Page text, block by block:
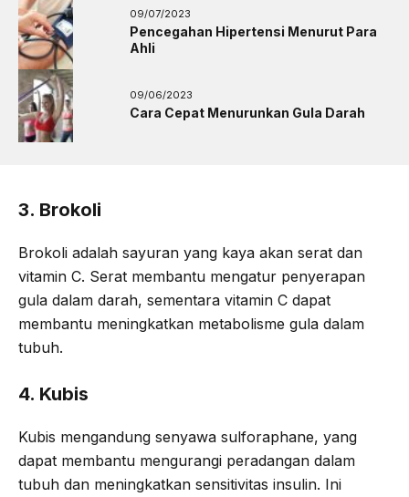
09/07/2023
Pencegahan Hipertensi Menurut Para
Ahli
09/06/2023
Cara Cepat Menurunkan Gula Darah
3. Brokoli
Brokoli adalah sayuran yang kaya akan serat dan
vitamin C. Serat membantu mengatur penyerapan
gula dalam darah, sementara vitamin C dapat
membantu meningkatkan metabolisme gula dalam
tubuh.
4. Kubis
Kubis mengandung senyawa sulforaphane, yang
dapat membantu mengurangi peradangan dalam
tubuh dan meningkatkan sensitivitas insulin. Ini